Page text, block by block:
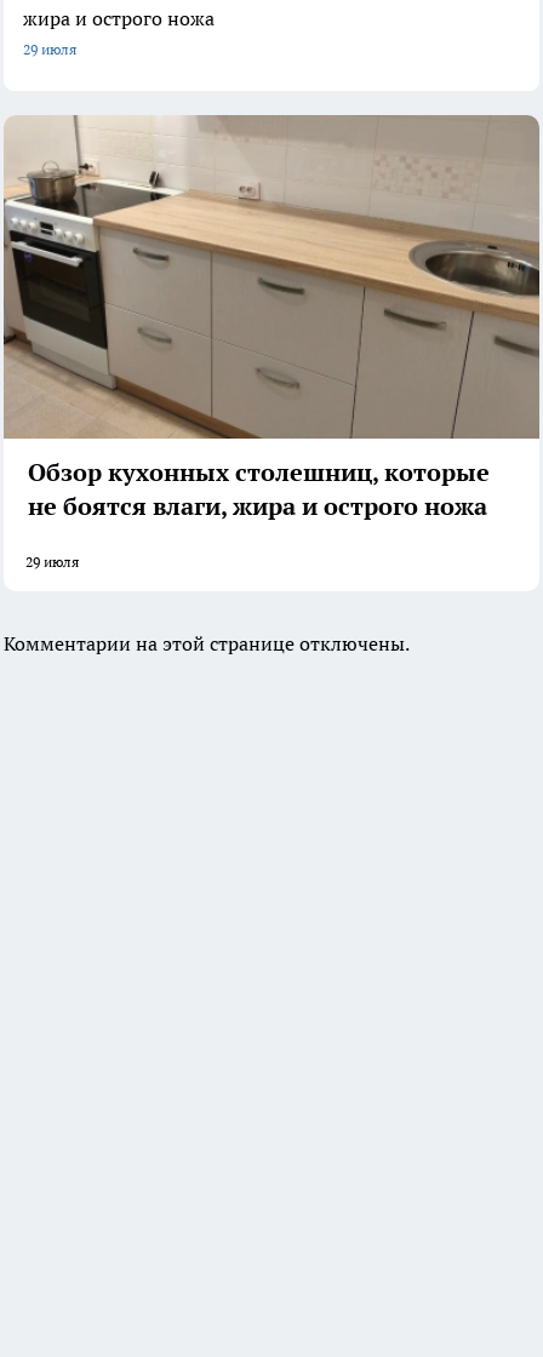
жира и острого ножа
29 июля
Обзор кухонных столешниц, которые
не боятся влаги, жира и острого ножа
29 июля
Комментарии на этой странице отключены.